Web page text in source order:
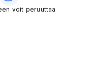
voit peruuttaa